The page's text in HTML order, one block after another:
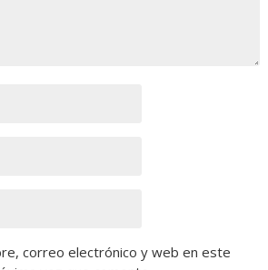
correo electrónico y web en este